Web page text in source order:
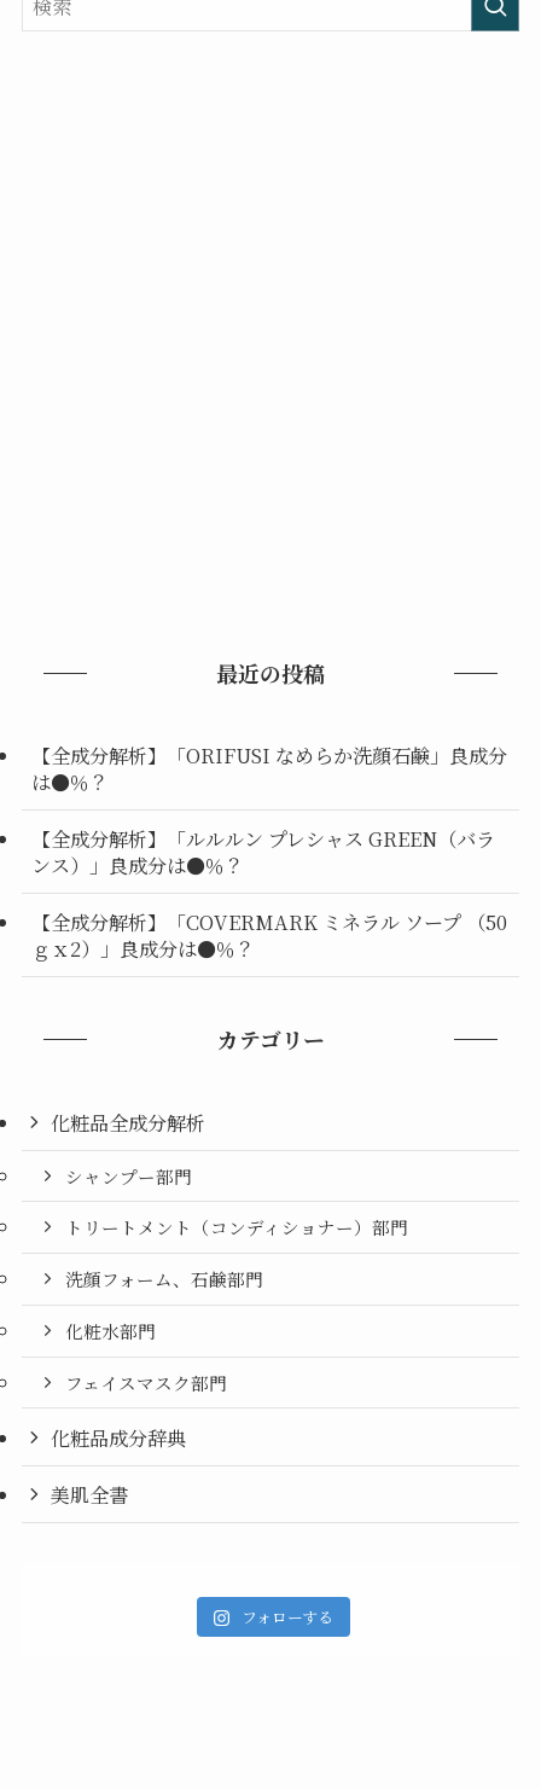
最近の投稿
【全成分解析】「ORIFUSI なめらか洗顔石鹸」良成分
は●％？
【全成分解析】「ルルルン プレシャス GREEN（バラ
ンス）」良成分は●％？
【全成分解析】「COVERMARK ミネラル ソープ （50
ｇｘ2）」良成分は●％？
カテゴリー
化粧品全成分解析
シャンプー部門
トリートメント（コンディショナー）部門
洗顔フォーム、石鹸部門
化粧水部門
フェイスマスク部門
化粧品成分辞典
美肌全書
フォローする